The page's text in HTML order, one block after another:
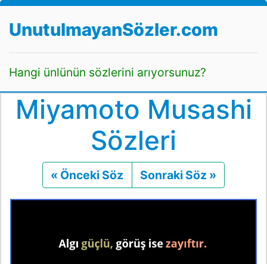
UnutulmayanSözler.com
Hangi ünlünün sözlerini arıyorsunuz?
Miyamoto Musashi
Sözleri
« Önceki Söz Önceki
Sonraki Söz »